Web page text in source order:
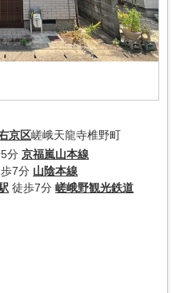
京区嵯峨天龍寺椎野町
分 京福嵐山本線
7分 山陰本線
徒歩7分 嵯峨野観光鉄道